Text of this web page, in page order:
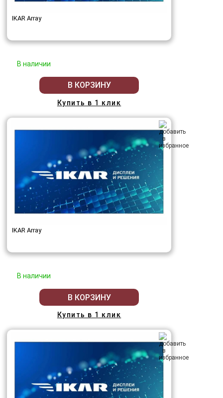
IKAR Array
В наличии
В КОРЗИНУ
Купить в 1 клик
IKAR Array
В наличии
В КОРЗИНУ
Купить в 1 клик